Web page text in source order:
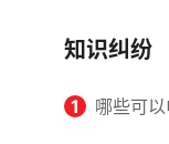
知识纠纷
1 哪些可